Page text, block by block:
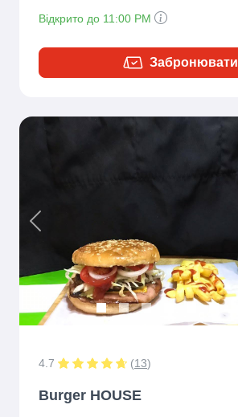
Відкрито до 11:00 PM
Забронювати
Previous
4.7 (13)
Burger HOUSE